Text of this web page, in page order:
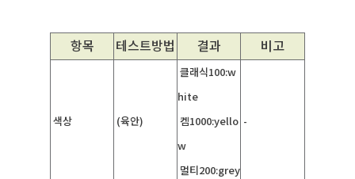
항목 테스트방법 결과 비고
색상 (육안)
클래식100:w
hite
켐1000:yello
w
멀티200:grey
-